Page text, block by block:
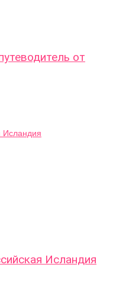
от
Исландия